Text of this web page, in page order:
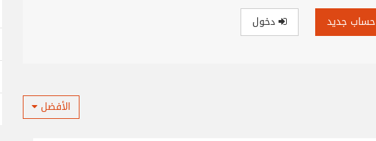
حساب جديد دخول
الأفضل